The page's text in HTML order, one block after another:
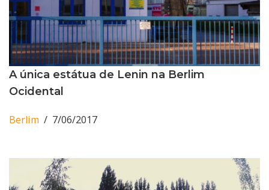
A única estátua de Lenin na Berlim
Ocidental
Berlim 7/06/2017